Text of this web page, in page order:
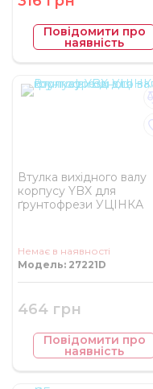
Повідомити про
наявність
Втулка вихідного валу
корпусу YBX для
ґрунтофрези УЦІНКА
Немає в наявності
Модель: 27221D
464 грн
Повідомити про
наявність